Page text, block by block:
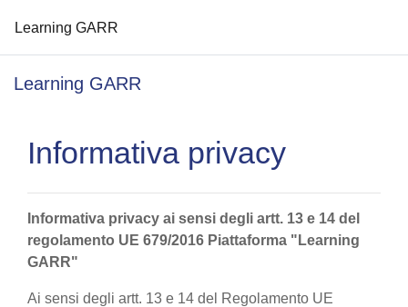
Learning GARR
Learning GARR
Informativa privacy
Informativa privacy ai sensi degli artt. 13 e 14 del
regolamento UE 679/2016 Piattaforma "Learning
GARR"
Ai sensi degli artt. 13 e 14 del Regolamento UE